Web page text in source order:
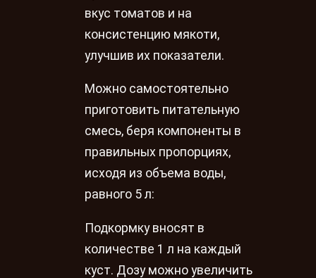
вкус томатов и на
консистенцию мякоти,
улучшив их показатели.
Можно самостоятельно
приготовить питательную
смесь, беря компоненты в
правильных пропорциях,
исходя из объема воды,
равного 5 л:
Подкормку вносят в
количестве 1 л на каждый
куст. Дозу можно увеличить